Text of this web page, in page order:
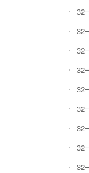
32
32
32
32
32
32
32
32